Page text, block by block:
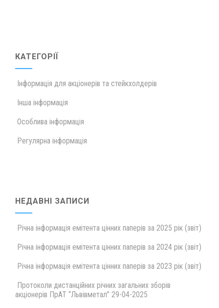
КАТЕГОРІЇ
Інформація для акціонерів та стейкхолдерів
Інша інформація
Особлива інформація
Регулярна інформація
НЕДАВНІ ЗАПИСИ
Річна інформація емітента цінних паперів за 2025 рік (звіт)
Річна інформація емітента цінних паперів за 2024 рік (звіт)
Річна інформація емітента цінних паперів за 2023 рік (звіт)
Протоколи дистанційних річних загальних зборів
акціонерів ПрАТ “Львівметал” 29-04-2025